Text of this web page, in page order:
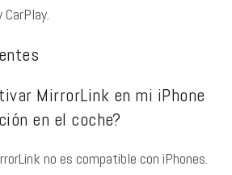
CarPlay.
MirrorLink en mi iPhone
en el coche?
no es compatible con iPhones.